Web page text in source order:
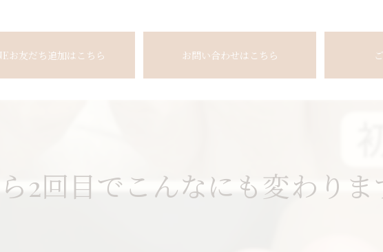
お友だち追加はこちら お問い合わせはこちら
2回目でこんなにも変わりま